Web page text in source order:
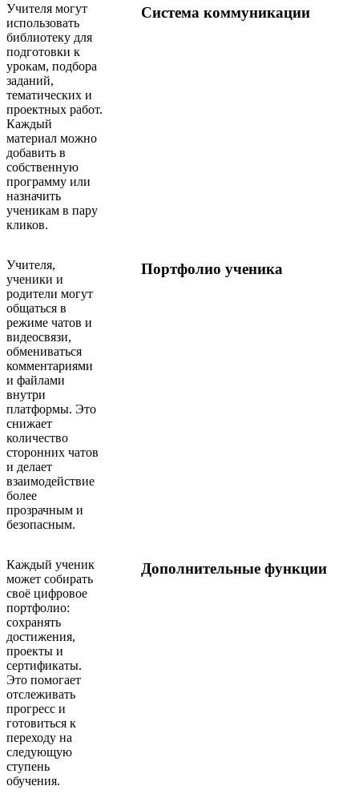
Учителя могут
использовать
библиотеку для
подготовки к
урокам, подбора
заданий,
тематических и
проектных работ.
Каждый
материал можно
добавить в
собственную
программу или
назначить
ученикам в пару
кликов.
Система коммуникации
Учителя,
ученики и
родители могут
общаться в
режиме чатов и
видеосвязи,
обмениваться
комментариями
и файлами
внутри
платформы. Это
снижает
количество
сторонних чатов
и делает
взаимодействие
более
прозрачным и
безопасным.
Портфолио ученика
Каждый ученик
может собирать
своё цифровое
портфолио:
сохранять
достижения,
проекты и
сертификаты.
Это помогает
отслеживать
прогресс и
готовиться к
переходу на
следующую
ступень
обучения.
Дополнительные функции